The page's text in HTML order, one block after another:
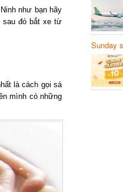
như bạn hãy
đó bắt xe từ
là cách gọi sá
mình có những
Sunday